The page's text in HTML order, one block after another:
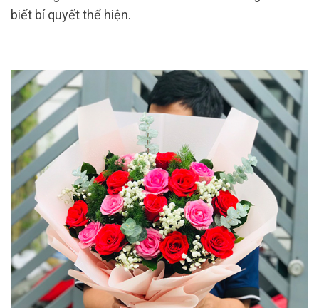
biết bí quyết thể hiện.